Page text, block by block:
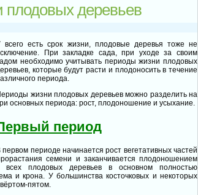
деревьев
всего есть срок жизни, плодовые деревья тоже не
При закладке сада, при уходе за своим
необходимо учитывать периоды жизни плодовых
которые будут расти и плодоносить в течение
периода.
жизни плодовых деревьев можно разделить на
основных периода: рост, плодоношение и усыхание.
период
первом периоде начинается рост вегетативных частей
семени и заканчивается плодоношением
плодовых деревьев в основном полностью
и крона. У большинства косточковых и некоторых
пятом.